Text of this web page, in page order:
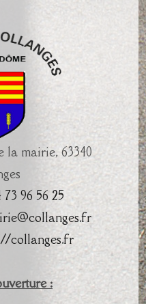
la mairie, 63340
73 96 56 25
collanges.fr
: